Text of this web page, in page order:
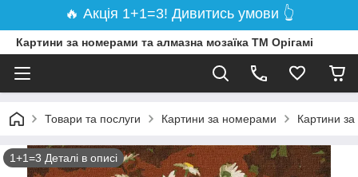
🔥 Акція 1+1=3! Дивитись умови 👆
Картини за номерами та алмазна мозаїка ТМ Орігамі
Товари та послуги Картини за номерами Картини
1+1=3 Деталі в описі